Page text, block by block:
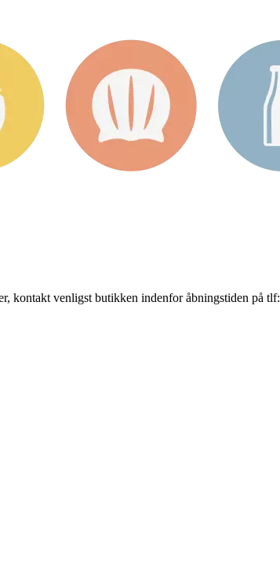
kontakt venligst butikken indenfor åbningstiden på tlf: